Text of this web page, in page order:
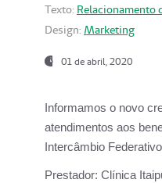
Texto: Relacionamento
Design: Marketing
01 de abril, 2020
Informamos o novo
atendimentos aos
Intercâmbio
Prestador: Clínica